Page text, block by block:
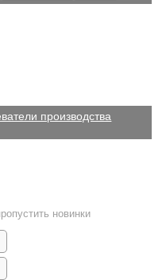
производства
новинки